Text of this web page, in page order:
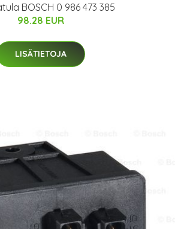
BOSCH 0 986 473 385
98.28 EUR
LISÄTIETOJA